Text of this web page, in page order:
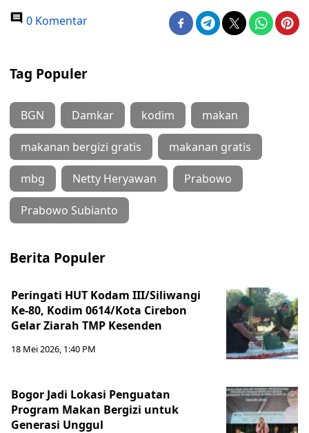
0 Komentar
Tag Populer
BGN Damkar kodim makan
makanan bergizi gratis makanan gratis
mbg Netty Heryawan Prabowo
Prabowo Subianto
Berita Populer
Peringati HUT Kodam III/Siliwangi
Ke-80, Kodim 0614/Kota Cirebon
Gelar Ziarah TMP Kesenden
18 Mei 2026, 1:40 PM
Bogor Jadi Lokasi Penguatan
Program Makan Bergizi untuk
Generasi Unggul